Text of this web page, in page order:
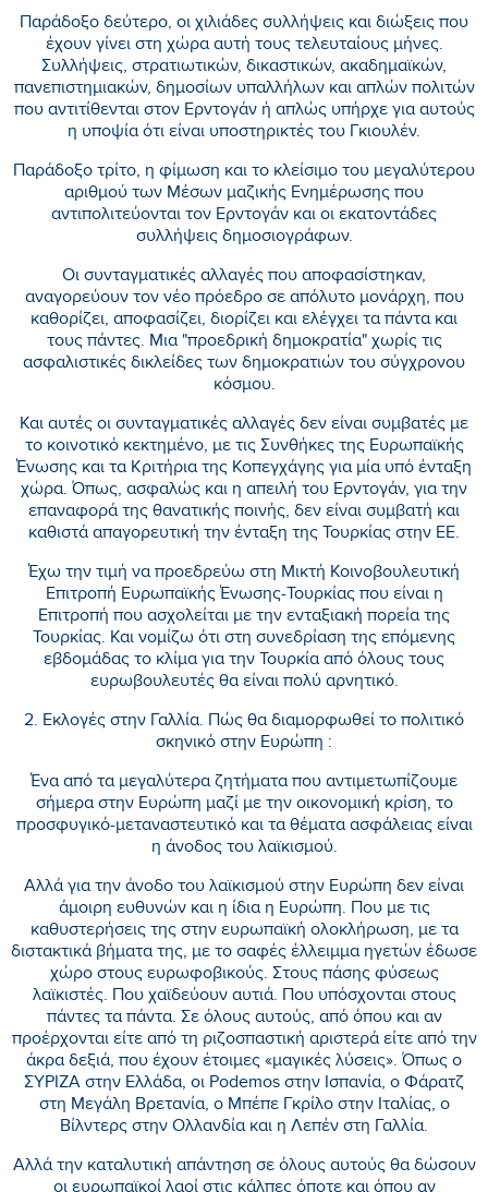
Παράδοξο δεύτερο, οι χιλιάδες συλλήψεις και διώξεις που
έχουν γίνει στη χώρα αυτή τους τελευταίους μήνες.
Συλλήψεις, στρατιωτικών, δικαστικών, ακαδημαϊκών,
πανεπιστημιακών, δημοσίων υπαλλήλων και απλών πολιτών
που αντιτίθενται στον Ερντογάν ή απλώς υπήρχε για αυτούς
η υποψία ότι είναι υποστηρικτές του Γκιουλέν.
Παράδοξο τρίτο, η φίμωση και το κλείσιμο του μεγαλύτερου
αριθμού των Μέσων μαζικής Ενημέρωσης που
αντιπολιτεύονται τον Ερντογάν και οι εκατοντάδες
συλλήψεις δημοσιογράφων.
Οι συνταγματικές αλλαγές που αποφασίστηκαν,
αναγορεύουν τον νέο πρόεδρο σε απόλυτο μονάρχη, που
καθορίζει, αποφασίζει, διορίζει και ελέγχει τα πάντα και
τους πάντες. Μια "προεδρική δημοκρατία" χωρίς τις
ασφαλιστικές δικλείδες των δημοκρατιών του σύγχρονου
κόσμου.
Και αυτές οι συνταγματικές αλλαγές δεν είναι συμβατές με
το κοινοτικό κεκτημένο, με τις Συνθήκες της Ευρωπαϊκής
Ένωσης και τα Κριτήρια της Κοπεγχάγης για μία υπό ένταξη
χώρα. Όπως, ασφαλώς και η απειλή του Ερντογάν, για την
επαναφορά της θανατικής ποινής, δεν είναι συμβατή και
καθιστά απαγορευτική την ένταξη της Τουρκίας στην ΕΕ.
Έχω την τιμή να προεδρεύω στη Μικτή Κοινοβουλευτική
Επιτροπή Ευρωπαϊκής Ένωσης-Τουρκίας που είναι η
Επιτροπή που ασχολείται με την ενταξιακή πορεία της
Τουρκίας. Και νομίζω ότι στη συνεδρίαση της επόμενης
εβδομάδας το κλίμα για την Τουρκία από όλους τους
ευρωβουλευτές θα είναι πολύ αρνητικό.
2. Εκλογές στην Γαλλία. Πώς θα διαμορφωθεί το πολιτικό
σκηνικό στην Ευρώπη :
Ένα από τα μεγαλύτερα ζητήματα που αντιμετωπίζουμε
σήμερα στην Ευρώπη μαζί με την οικονομική κρίση, το
προσφυγικό-μεταναστευτικό και τα θέματα ασφάλειας είναι
η άνοδος του λαϊκισμού.
Αλλά για την άνοδο του λαϊκισμού στην Ευρώπη δεν είναι
άμοιρη ευθυνών και η ίδια η Ευρώπη. Που με τις
καθυστερήσεις της στην ευρωπαϊκή ολοκλήρωση, με τα
διστακτικά βήματα της, με το σαφές έλλειμμα ηγετών έδωσε
χώρο στους ευρωφοβικούς. Στους πάσης φύσεως
λαϊκιστές. Που χαϊδεύουν αυτιά. Που υπόσχονται στους
πάντες τα πάντα. Σε όλους αυτούς, από όπου και αν
προέρχονται είτε από τη ριζοσπαστική αριστερά είτε από την
άκρα δεξιά, που έχουν έτοιμες «μαγικές λύσεις». Όπως ο
ΣΥΡΙΖΑ στην Ελλάδα, οι Podemos στην Ισπανία, ο Φάρατζ
στη Μεγάλη Βρετανία, ο Μπέπε Γκρίλο στην Ιταλίας, ο
Βίλντερς στην Ολλανδία και η Λεπέν στη Γαλλία.
Αλλά την καταλυτική απάντηση σε όλους αυτούς θα δώσουν